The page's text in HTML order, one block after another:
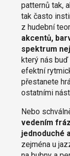
patternů tak,
tak často
z hudební
akcentů,
spektrum
který nás
efektní
přestanete
ostatními
Nebo
vedením
jednoduché
zejména u